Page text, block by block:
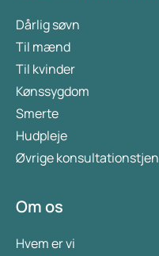
Dårlig søvn
Til mænd
Til kvinder
Kønssygdom
Smerte
Hudpleje
Øvrige
Om os
Hvem er vi